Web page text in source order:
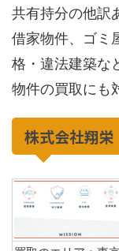
共有持分の他訳
借家物件、ゴミ
格・違法建築な
物件の買取にも
株式会社翔栄